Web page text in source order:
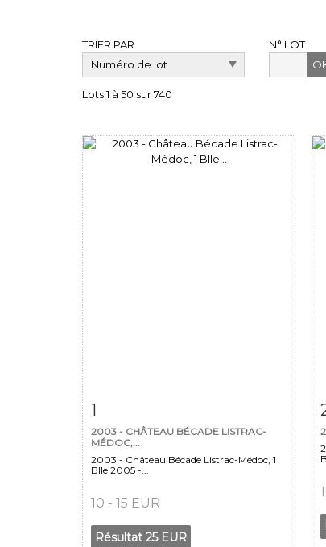
TRIER PAR
N° LOT
Lots 1 à 50 sur 740
1
2003 - CHÂTEAU BÉCADE LISTRAC-
MÉDOC,...
2003 - Château Bécade Listrac-Médoc, 1
Blle 2005 -...
10 - 15 EUR
Résultat 25 EUR